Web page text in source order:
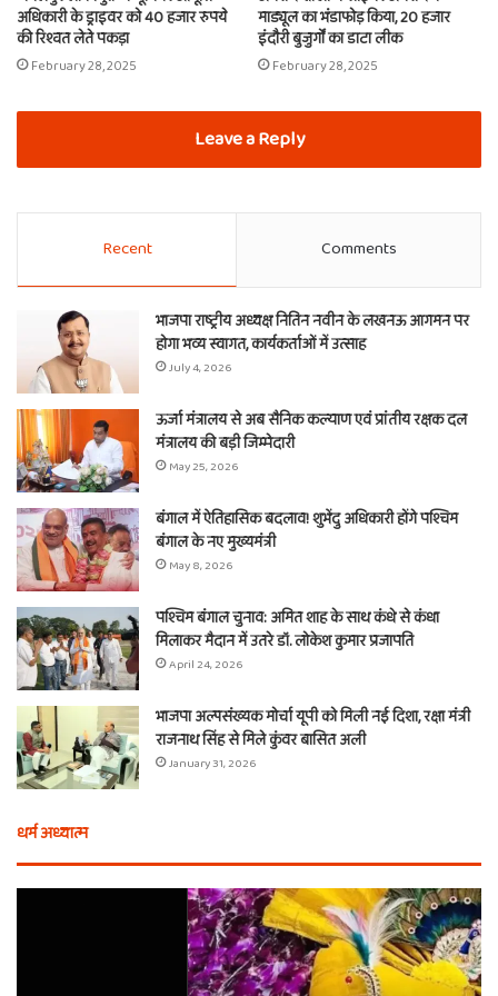
अधिकारी के ड्राइवर को 40 हजार रुपये
की रिश्वत लेते पकड़ा
February 28, 2025
माड्यूल का भंडाफोड़ किया, 20 हजार
इंदौरी बुजुर्गों का डाटा लीक
February 28, 2025
Leave a Reply
Recent Comments
भाजपा राष्ट्रीय अध्यक्ष नितिन नवीन के लखनऊ आगमन पर
होगा भव्य स्वागत, कार्यकर्ताओं में उत्साह
July 4, 2026
ऊर्जा मंत्रालय से अब सैनिक कल्याण एवं प्रांतीय रक्षक दल
मंत्रालय की बड़ी जिम्मेदारी
May 25, 2026
बंगाल में ऐतिहासिक बदलाव! शुभेंदु अधिकारी होंगे पश्चिम
बंगाल के नए मुख्यमंत्री
May 8, 2026
पश्चिम बंगाल चुनाव: अमित शाह के साथ कंधे से कंधा
मिलाकर मैदान में उतरे डॉ. लोकेश कुमार प्रजापति
April 24, 2026
भाजपा अल्पसंख्यक मोर्चा यूपी को मिली नई दिशा, रक्षा मंत्री
राजनाथ सिंह से मिले कुंवर बासित अली
January 31, 2026
धर्म अध्यात्म
दूज
का